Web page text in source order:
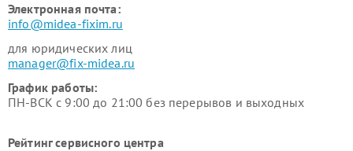
Электронная почта:
info@midea-fixim.ru
для юридических лиц
manager@fix-midea.ru
График работы:
ПН-ВСК с 9:00 до 21:00 без перерывов и выходных
Рейтинг сервисного центра